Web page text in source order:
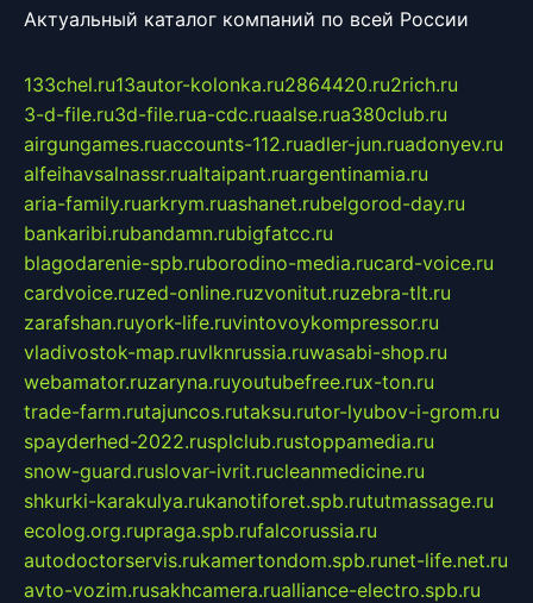
Актуальный каталог компаний по всей России
133chel.ru13autor-kolonka.ru2864420.ru2rich.ru
3-d-file.ru3d-file.rua-cdc.ruaalse.rua380club.ru
airgungames.ruaccounts-112.ruadler-jun.ruadonyev.ru
alfeihavsalnassr.rualtaipant.ruargentinamia.ru
aria-family.ruarkrym.ruashanet.rubelgorod-day.ru
bankaribi.rubandamn.rubigfatcc.ru
blagodarenie-spb.ruborodino-media.rucard-voice.ru
cardvoice.ruzed-online.ruzvonitut.ruzebra-tlt.ru
zarafshan.ruyork-life.ruvintovoykompressor.ru
vladivostok-map.ruvlknrussia.ruwasabi-shop.ru
webamator.ruzaryna.ruyoutubefree.rux-ton.ru
trade-farm.rutajuncos.rutaksu.rutor-lyubov-i-grom.ru
spayderhed-2022.rusplclub.rustoppamedia.ru
snow-guard.ruslovar-ivrit.rucleanmedicine.ru
shkurki-karakulya.rukanotiforet.spb.rututmassage.ru
ecolog.org.rupraga.spb.rufalcorussia.ru
autodoctorservis.rukamertondom.spb.runet-life.net.ru
avto-vozim.rusakhcamera.rualliance-electro.spb.ru